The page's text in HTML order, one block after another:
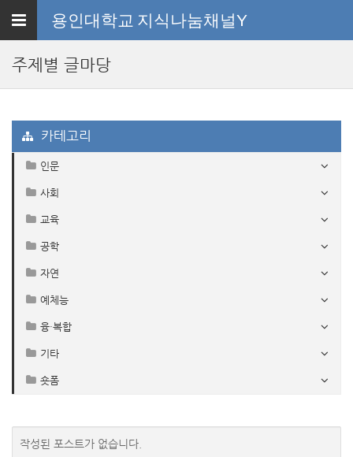
Toggle
용인대학교 지식나눔채널Y
주제별 글마당
카테고리
인문
사회
교육
공학
자연
예체능
융·복합
기타
숏폼
작성된 포스트가 없습니다.